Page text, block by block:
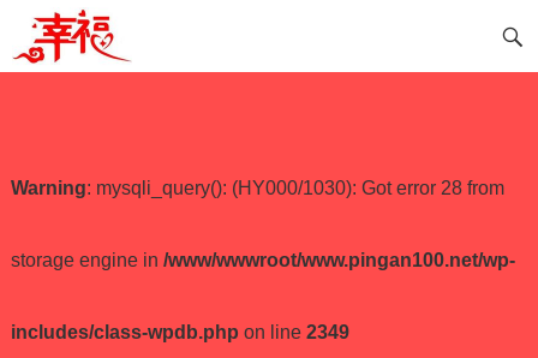
Warning: mysqli_query(): (HY000/1030): Got error 28 from
storage engine in /www/wwwroot/www.pingan100.net/wp-
includes/class-wpdb.php on line 2349